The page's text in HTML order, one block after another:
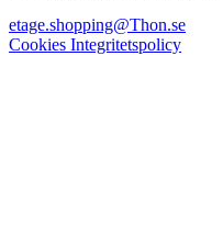
etage.shopping@Thon.se
Cookies Integritetspolicy